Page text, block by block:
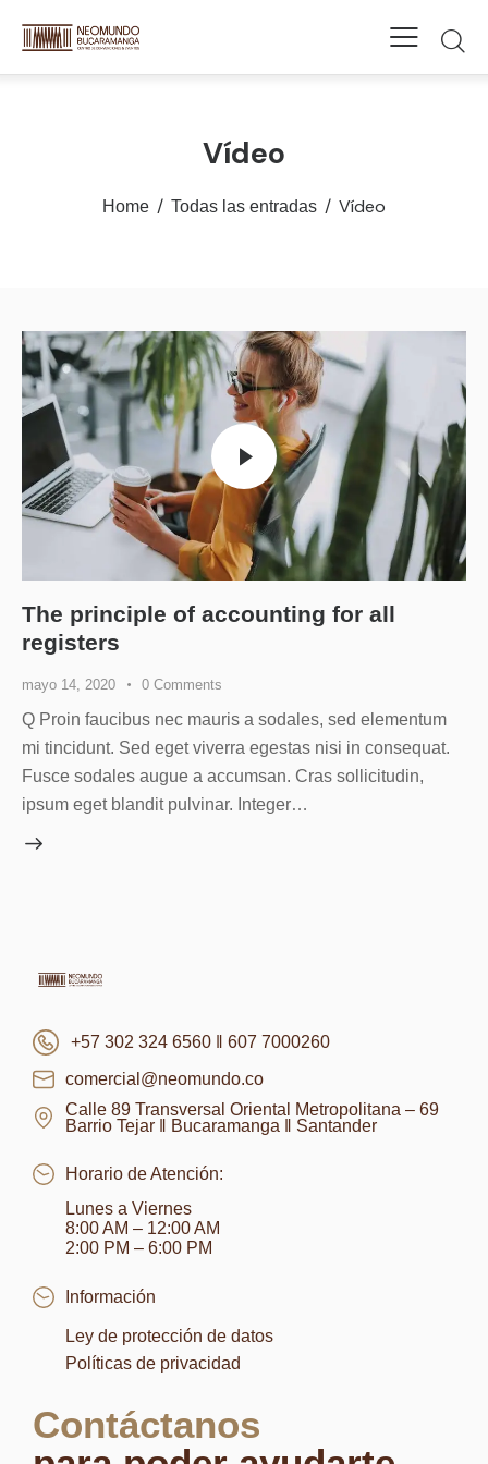
Vídeo
Home Todas las entradas Vídeo
The principle of accounting for all
registers
mayo 14, 2020 0 Comments
Q Proin faucibus nec mauris a sodales, sed elementum
mi tincidunt. Sed eget viverra egestas nisi in consequat.
Fusce sodales augue a accumsan. Cras sollicitudin,
ipsum eget blandit pulvinar. Integer…
+57 302 324 6560 ‖ 607 7000260
comercial@neomundo.co
Calle 89 Transversal Oriental Metropolitana – 69
Barrio Tejar ‖ Bucaramanga ‖ Santander
Horario de Atención:
Lunes a Viernes
8:00 AM – 12:00 AM
2:00 PM – 6:00 PM
Información
Ley de protección de datos
Políticas de privacidad
Contáctanos